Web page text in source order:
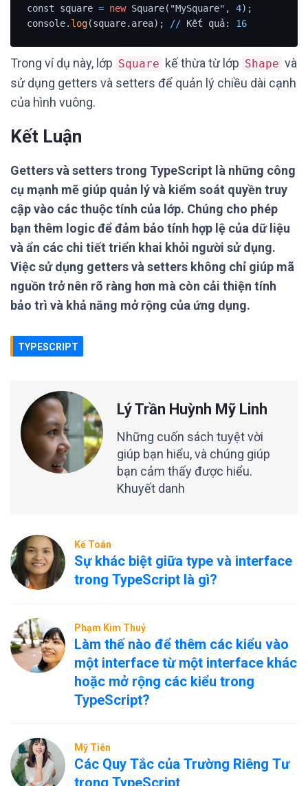
const square = new Square("MySquare", 4);
console. log(square.area); // Kết quả: 16
Trong ví dụ này, lớp Square kế thừa từ lớp Shape và
sử dụng getters và setters để quản lý chiều dài cạnh
của hình vuông.
Kết Luận
Getters và setters trong TypeScript là những công
cụ mạnh mẽ giúp quản lý và kiểm soát quyền truy
cập vào các thuộc tính của lớp. Chúng cho phép
bạn thêm logic để đảm bảo tính hợp lệ của dữ liệu
và ẩn các chi tiết triển khai khỏi người sử dụng.
Việc sử dụng getters và setters không chỉ giúp mã
nguồn trở nên rõ ràng hơn mà còn cải thiện tính
bảo trì và khả năng mở rộng của ứng dụng.
TYPESCRIPT
Lý Trần Huỳnh Mỹ Linh
Những cuốn sách tuyệt vời
giúp bạn hiểu, và chúng giúp
bạn cảm thấy được hiểu.
Khuyết danh
Kế Toán
Sự khác biệt giữa type và interface
trong TypeScript là gì?
Phạm Kim Thuỷ
Làm thế nào để thêm các kiểu vào
một interface từ một interface khác
hoặc mở rộng các kiểu trong
TypeScript?
Mỹ Tiên
Các Quy Tắc của Trường Riêng Tư
trong TypeScript